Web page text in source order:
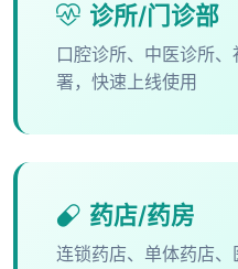
诊所/门诊部
口腔诊所、中医诊所
署，快速上线使用
药店/药房
连锁药店、单体药店、